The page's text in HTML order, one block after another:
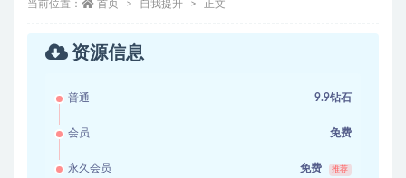
当前位置： 首页 自我提升 正文
资源信息
普通 9.9钻石
会员 免费
永久会员 免费 推荐